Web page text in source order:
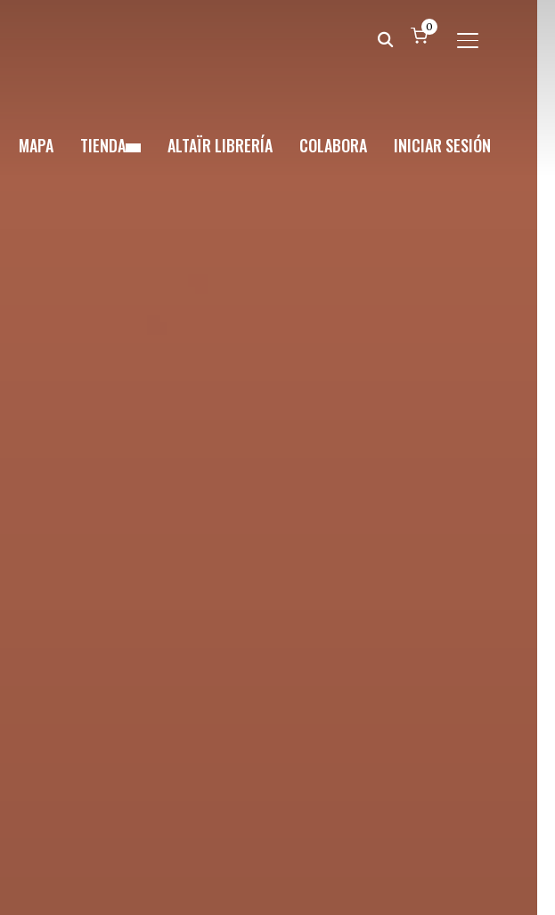
ALTERNAR
0
MAPA TIENDA ALTAÏR LIBRERÍA COLABORA INICIAR SESIÓN